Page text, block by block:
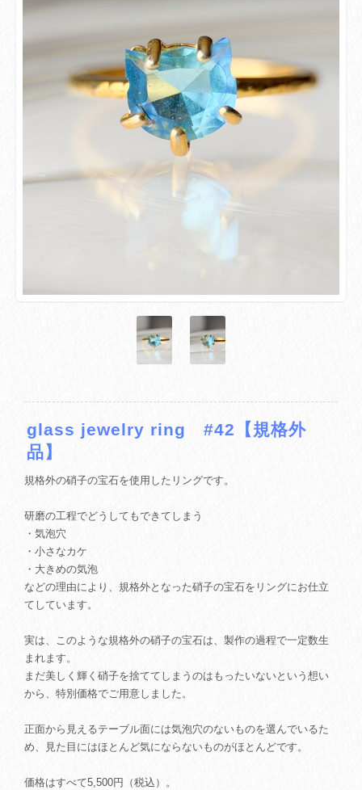
glass jewelry ring #42【規格外
品】
規格外の硝子の宝石を使用したリングです。
研磨の工程でどうしてもできてしまう
・気泡穴
・小さなカケ
・大きめの気泡
などの理由により、規格外となった硝子の宝石をリングにお仕立
てしています。
実は、このような規格外の硝子の宝石は、製作の過程で一定数生
まれます。
まだ美しく輝く硝子を捨ててしまうのはもったいないという想い
から、特別価格でご用意しました。
正面から見えるテーブル面には気泡穴のないものを選んでいるた
め、見た目にはほとんど気にならないものがほとんどです。
価格はすべて5,500円（税込）。